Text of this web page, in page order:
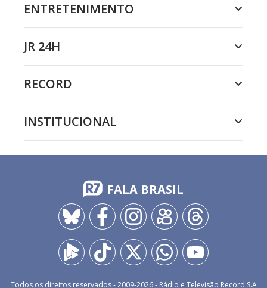
ENTRETENIMENTO
JR 24H
RECORD
INSTITUCIONAL
FALA BRASIL
Todos os direitos reservados - 2009-2026- Rádio e Televisão Record S.A